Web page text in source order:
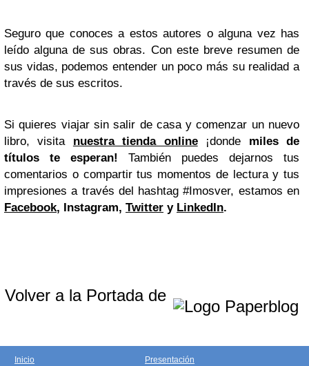
Seguro que conoces a estos autores o alguna vez has
leído alguna de sus obras. Con este breve resumen de
sus vidas, podemos entender un poco más su realidad a
través de sus escritos.
Si quieres viajar sin salir de casa y comenzar un nuevo
libro, visita nuestra tienda online¡donde miles de
títulos te esperan!
También puedes dejarnos tus
comentarios o compartir tus momentos de lectura y tus
impresiones a través del hashtag #Imosver, estamos en
Facebook, Instagram, Twitter y LinkedIn.
Volver a la Portada de
Inicio Presentación